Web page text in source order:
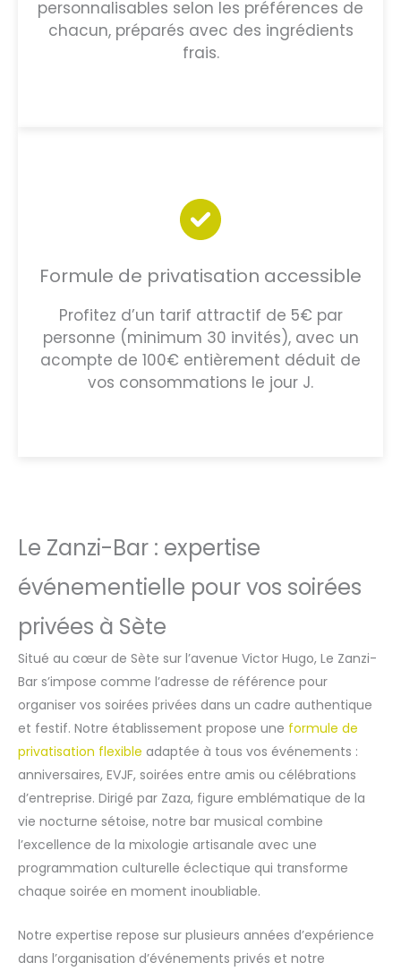
personnalisables selon les préférences de
chacun, préparés avec des ingrédients
frais.
Formule de privatisation accessible
Profitez d’un tarif attractif de 5€ par
personne (minimum 30 invités), avec un
acompte de 100€ entièrement déduit de
vos consommations le jour J.
Le Zanzi-Bar : expertise
événementielle pour vos soirées
privées à Sète
Situé au cœur de Sète sur l’avenue Victor Hugo, Le Zanzi-
Bar s’impose comme l’adresse de référence pour
organiser vos soirées privées dans un cadre authentique
et festif. Notre établissement propose une formule de
privatisation flexible adaptée à tous vos événements :
anniversaires, EVJF, soirées entre amis ou célébrations
d’entreprise. Dirigé par Zaza, figure emblématique de la
vie nocturne sétoise, notre bar musical combine
l’excellence de la mixologie artisanale avec une
programmation culturelle éclectique qui transforme
chaque soirée en moment inoubliable.
Notre expertise repose sur plusieurs années d’expérience
dans l’organisation d’événements privés et notre